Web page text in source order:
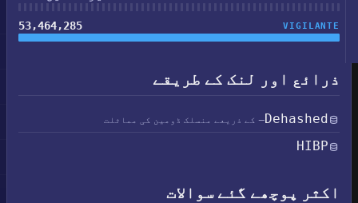
VIGILANTE
53,464,285
ذرائع اور لنک کے طریقے
Dehashed— کے ذریعے منسلک ڈومین کی مماثلت
HIBP
اکثر پوچھے گئے سوالات